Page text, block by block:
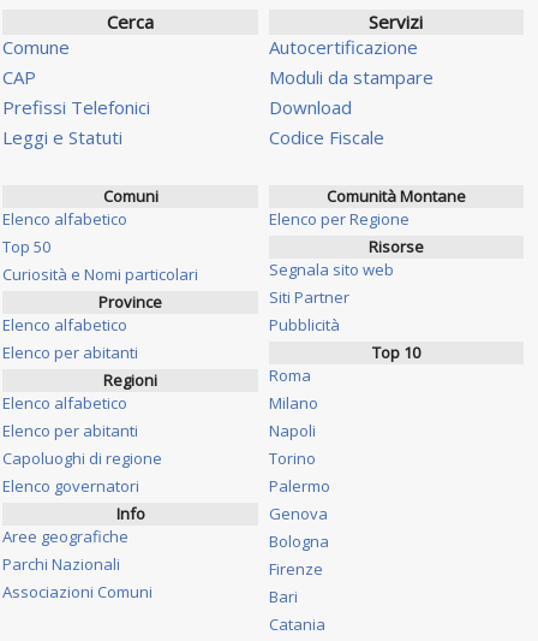
Cerca
Comune
CAP
Prefissi Telefonici
Leggi e Statuti
Servizi
Autocertificazione
Moduli da stampare
Download
Codice Fiscale
Comuni
Elenco alfabetico
Top 50
Curiosità e Nomi particolari
Province
Elenco alfabetico
Elenco per abitanti
Regioni
Elenco alfabetico
Elenco per abitanti
Capoluoghi di regione
Elenco governatori
Info
Aree geografiche
Parchi Nazionali
Associazioni Comuni
Comunità Montane
Elenco per Regione
Risorse
Segnala sito web
Siti Partner
Pubblicità
Top 10
Roma
Milano
Napoli
Torino
Palermo
Genova
Bologna
Firenze
Bari
Catania